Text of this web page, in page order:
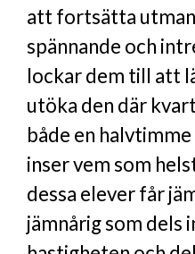
att fortsätta
spännande och
lockar dem till att
utöka den där
både en
inser vem som
dessa elever får
jämnårig som dels